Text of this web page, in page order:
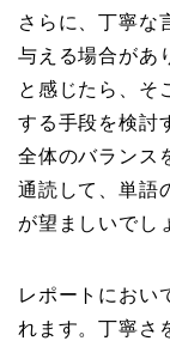
さらに、丁寧な
与える場合があ
と感じたら、そ
する手段を検討
全体のバランス
通読して、単語
が望ましいでし
レポートにおい
れます。丁寧さ